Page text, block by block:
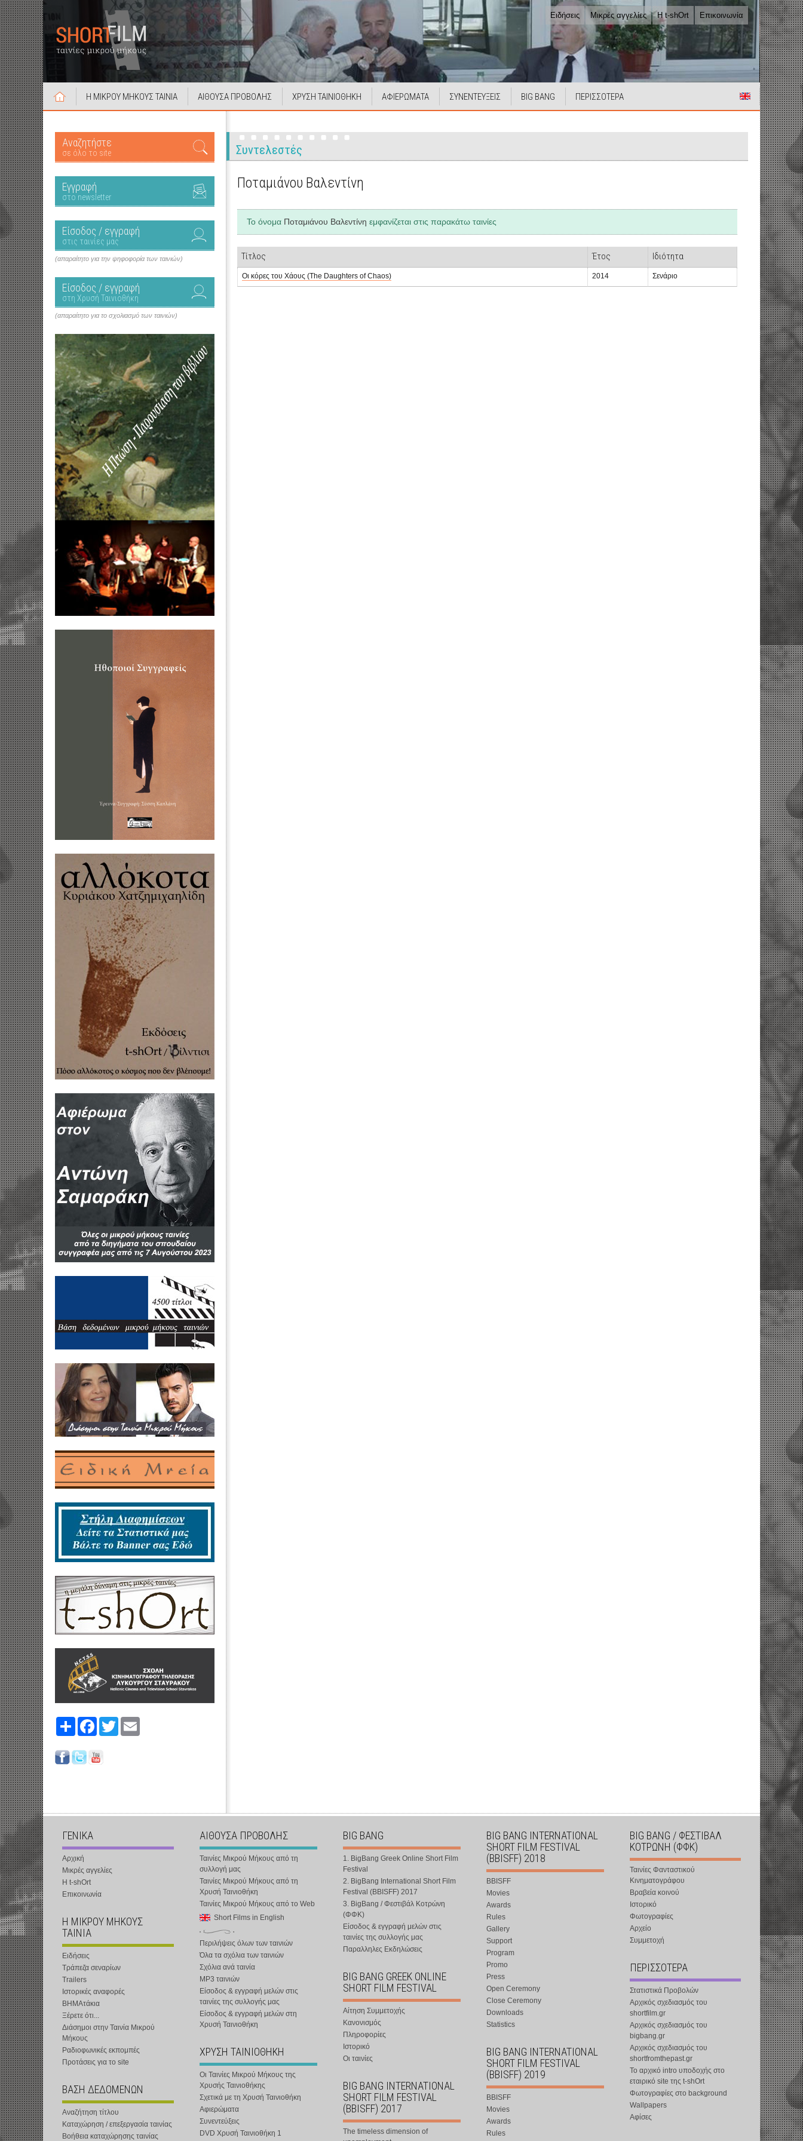
Ειδήσεις Μικρές αγγελίες Η t-shOrt Επικοινωνία
Η ΜΙΚΡΟΥ ΜΗΚΟΥΣ ΤΑΙΝΙΑ ΑΙΘΟΥΣΑ ΠΡΟΒΟΛΗΣ ΧΡΥΣΗ ΤΑΙΝΙΟΘΗΚΗ ΑΦΙΕΡΩΜΑΤΑ ΣΥΝΕΝΤΕΥΞΕΙΣ BIG BANG ΠΕΡΙΣΣΟΤΕΡΑ
Αναζητήστε
σε όλο το site
Εγγραφή
στο newsletter
Είσοδος / εγγραφή
στις ταινίες μας
(απαραίτητο για την ψηφοφορία των ταινιών)
Είσοδος / εγγραφή
στη Χρυσή Ταινιοθήκη
(απαραίτητο για το σχολιασμό των ταινιών)
Share FacebookTwitter
Συντελεστές
Ποταμιάνου Βαλεντίνη
Το όνομα Ποταμιάνου Βαλεντίνη εμφανίζεται στις παρακάτω ταινίες
Τίτλος Έτος Ιδιότητα
Οι κόρες του Χάους (The Daughters of Chaos) 2014 Σενάριο
ΓΕΝΙΚΑ
Αρχική
Μικρές αγγελίες
Η t-shOrt
Επικοινωνία
Η ΜΙΚΡΟΥ ΜΗΚΟΥΣ
ΤΑΙΝΙΑ
Ειδήσεις
Τράπεζα σεναρίων
Trailers
Ιστορικές αναφορές
ΒΗΜΑτάκια
Ξέρετε ότι...
Διάσημοι στην Ταινία Μικρού
Μήκους
Ραδιοφωνικές εκπομπές
Προτάσεις για το site
ΒΑΣΗ ΔΕΔΟΜΕΝΩΝ
Αναζήτηση τίτλου
Καταχώρηση / επεξεργασία ταινίας
Βοήθεια καταχώρησης ταινίας
ΑΙΘΟΥΣΑ ΠΡΟΒΟΛΗΣ
Ταινίες Μικρού Μήκους από τη
συλλογή μας
Ταινίες Μικρού Μήκους από τη
Χρυσή Ταινιοθήκη
Ταινίες Μικρού Μήκους από το Web
Short Films in English
Περιλήψεις όλων των ταινιών
Όλα τα σχόλια των ταινιών
Σχόλια ανά ταινία
MP3 ταινιών
Είσοδος & εγγραφή μελών στις
ταινίες της συλλογής μας
Είσοδος & εγγραφή μελών στη
Χρυσή Ταινιοθήκη
ΧΡΥΣΗ ΤΑΙΝΙΟΘΗΚΗ
Οι Ταινίες Μικρού Μήκους της
Χρυσής Ταινιοθήκης
Σχετικά με τη Χρυσή Ταινιοθήκη
Αφιερώματα
Συνεντεύξεις
DVD Χρυσή Ταινιοθήκη 1
BIG BANG
1. BigBang Greek Online Short Film
Festival
2. BigBang International Short Film
Festival (BBISFF) 2017
3. BigBang / Φεστιβάλ Κοτρώνη
(ΦΦΚ)
Είσοδος & εγγραφή μελών στις
ταινίες της συλλογής μας
Παραλληλες Εκδηλώσεις
BIG BANG GREEK ONLINE
SHORT FILM FESTIVAL
Αίτηση Συμμετοχής
Κανονισμός
Πληροφορίες
Ιστορικό
Οι ταινίες
BIG BANG INTERNATIONAL
SHORT FILM FESTIVAL
(BBISFF) 2017
The timeless dimension of
BIG BANG INTERNATIONAL
SHORT FILM FESTIVAL
(BBISFF) 2018
BBISFF
Movies
Awards
Rules
Gallery
Support
Program
Promo
Press
Open Ceremony
Close Ceremony
Downloads
Statistics
BIG BANG INTERNATIONAL
SHORT FILM FESTIVAL
(BBISFF) 2019
BBISFF
Movies
Awards
Rules
BIG BANG / ΦΕΣΤΙΒΑΛ
ΚΟΤΡΩΝΗ (ΦΦΚ)
Ταινίες Φανταστικού
Κινηματογράφου
Βραβεία κοινού
Ιστορικό
Φωτογραφίες
Αρχείο
Συμμετοχή
ΠΕΡΙΣΣΟΤΕΡΑ
Στατιστικά Προβολών
Αρχικός σχεδιασμός του
shortfilm.gr
Αρχικός σχεδιασμός του
bigbang.gr
Αρχικός σχεδιασμός του
shortfromthepast.gr
Το αρχικό intro υποδοχής στο
εταιρικό site της t-shOrt
Φωτογραφίες στο background
Wallpapers
Αφίσες